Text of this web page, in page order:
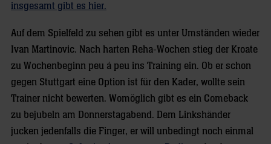
insgesamt gibt es hier.
Auf dem Spielfeld zu sehen gibt es unter Umständen wieder
Ivan Martinovic. Nach harten Reha-Wochen stieg der Kroate
zu Wochenbeginn peu á peu ins Training ein. Ob er schon
gegen Stuttgart eine Option ist für den Kader, wollte sein
Trainer nicht bewerten. Womöglich gibt es ein Comeback
zu bejubeln am Donnerstagabend. Dem Linkshänder
jucken jedenfalls die Finger, er will unbedingt noch einmal